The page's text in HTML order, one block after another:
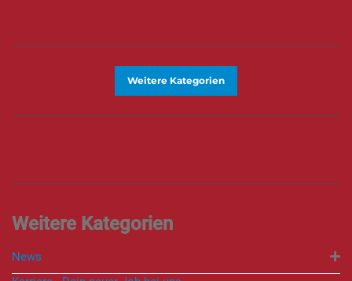
Weitere Kategorien
News